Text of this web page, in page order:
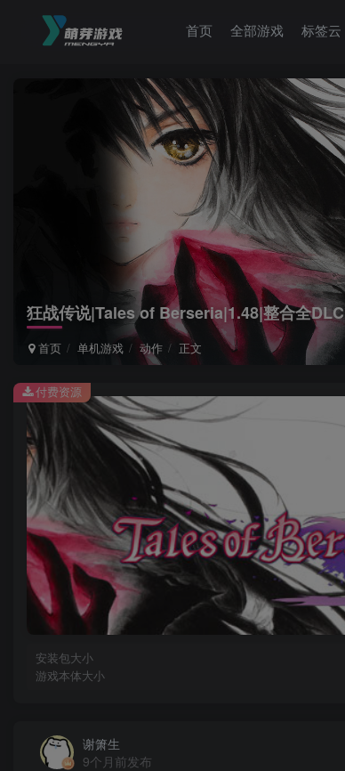
首页 全部游戏 标签云
狂战传说|Tales of Berseria|1.48|整合全DLC
首页 单机游戏 动作 正文
安装包大小
游戏本体大小
付费资源
谢箫生
9个月前发布